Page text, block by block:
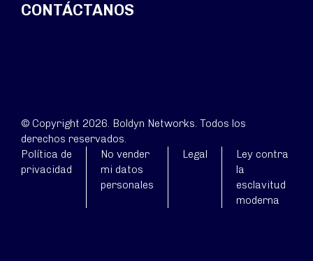
CONTÁCTANOS
© Copyright 2026. Boldyn Networks. Todos los
derechos reservados.
Política de
privacidad
No vender
mi datos
personales
Legal
Ley contra
la
esclavitud
moderna